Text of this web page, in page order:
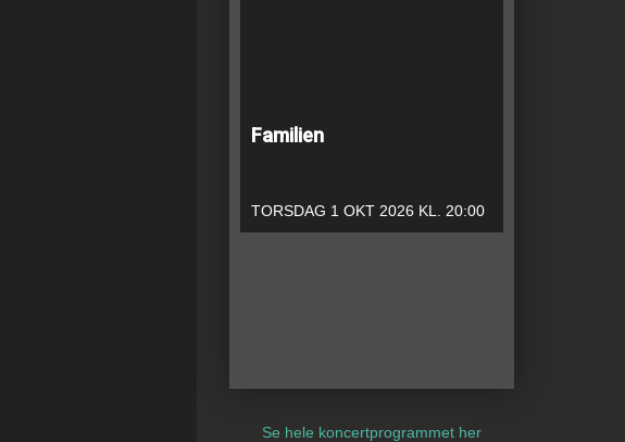
Familien
TORSDAG 1 OKT 2026 KL. 20:00
Se hele koncertprogrammet her